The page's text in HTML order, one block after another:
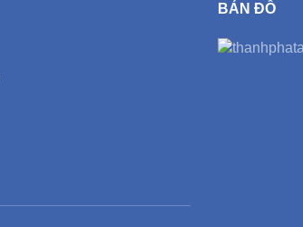
BẢN ĐỒ